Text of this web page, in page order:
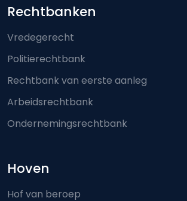
Footer-menu
Rechtbanken
Vredegerecht
Politierechtbank
Rechtbank van eerste aanleg
Arbeidsrechtbank
Ondernemingsrechtbank
Hoven
Hof van beroep